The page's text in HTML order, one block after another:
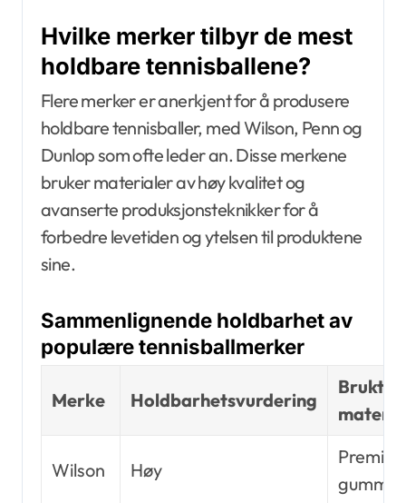
Hvilke merker tilbyr de mest
holdbare tennisballene?
Flere merker er anerkjent for å produsere
holdbare tennisballer, med Wilson, Penn og
Dunlop som ofte leder an. Disse merkene
bruker materialer av høy kvalitet og
avanserte produksjonsteknikker for å
forbedre levetiden og ytelsen til produktene
sine.
Sammenlignende holdbarhet av
populære tennisballmerker
Merke Holdbarhetsvurdering
Brukt
Wilson Høy
gummi